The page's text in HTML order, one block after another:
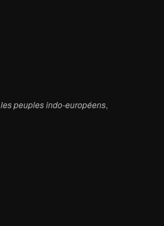
peuples indo-européens,